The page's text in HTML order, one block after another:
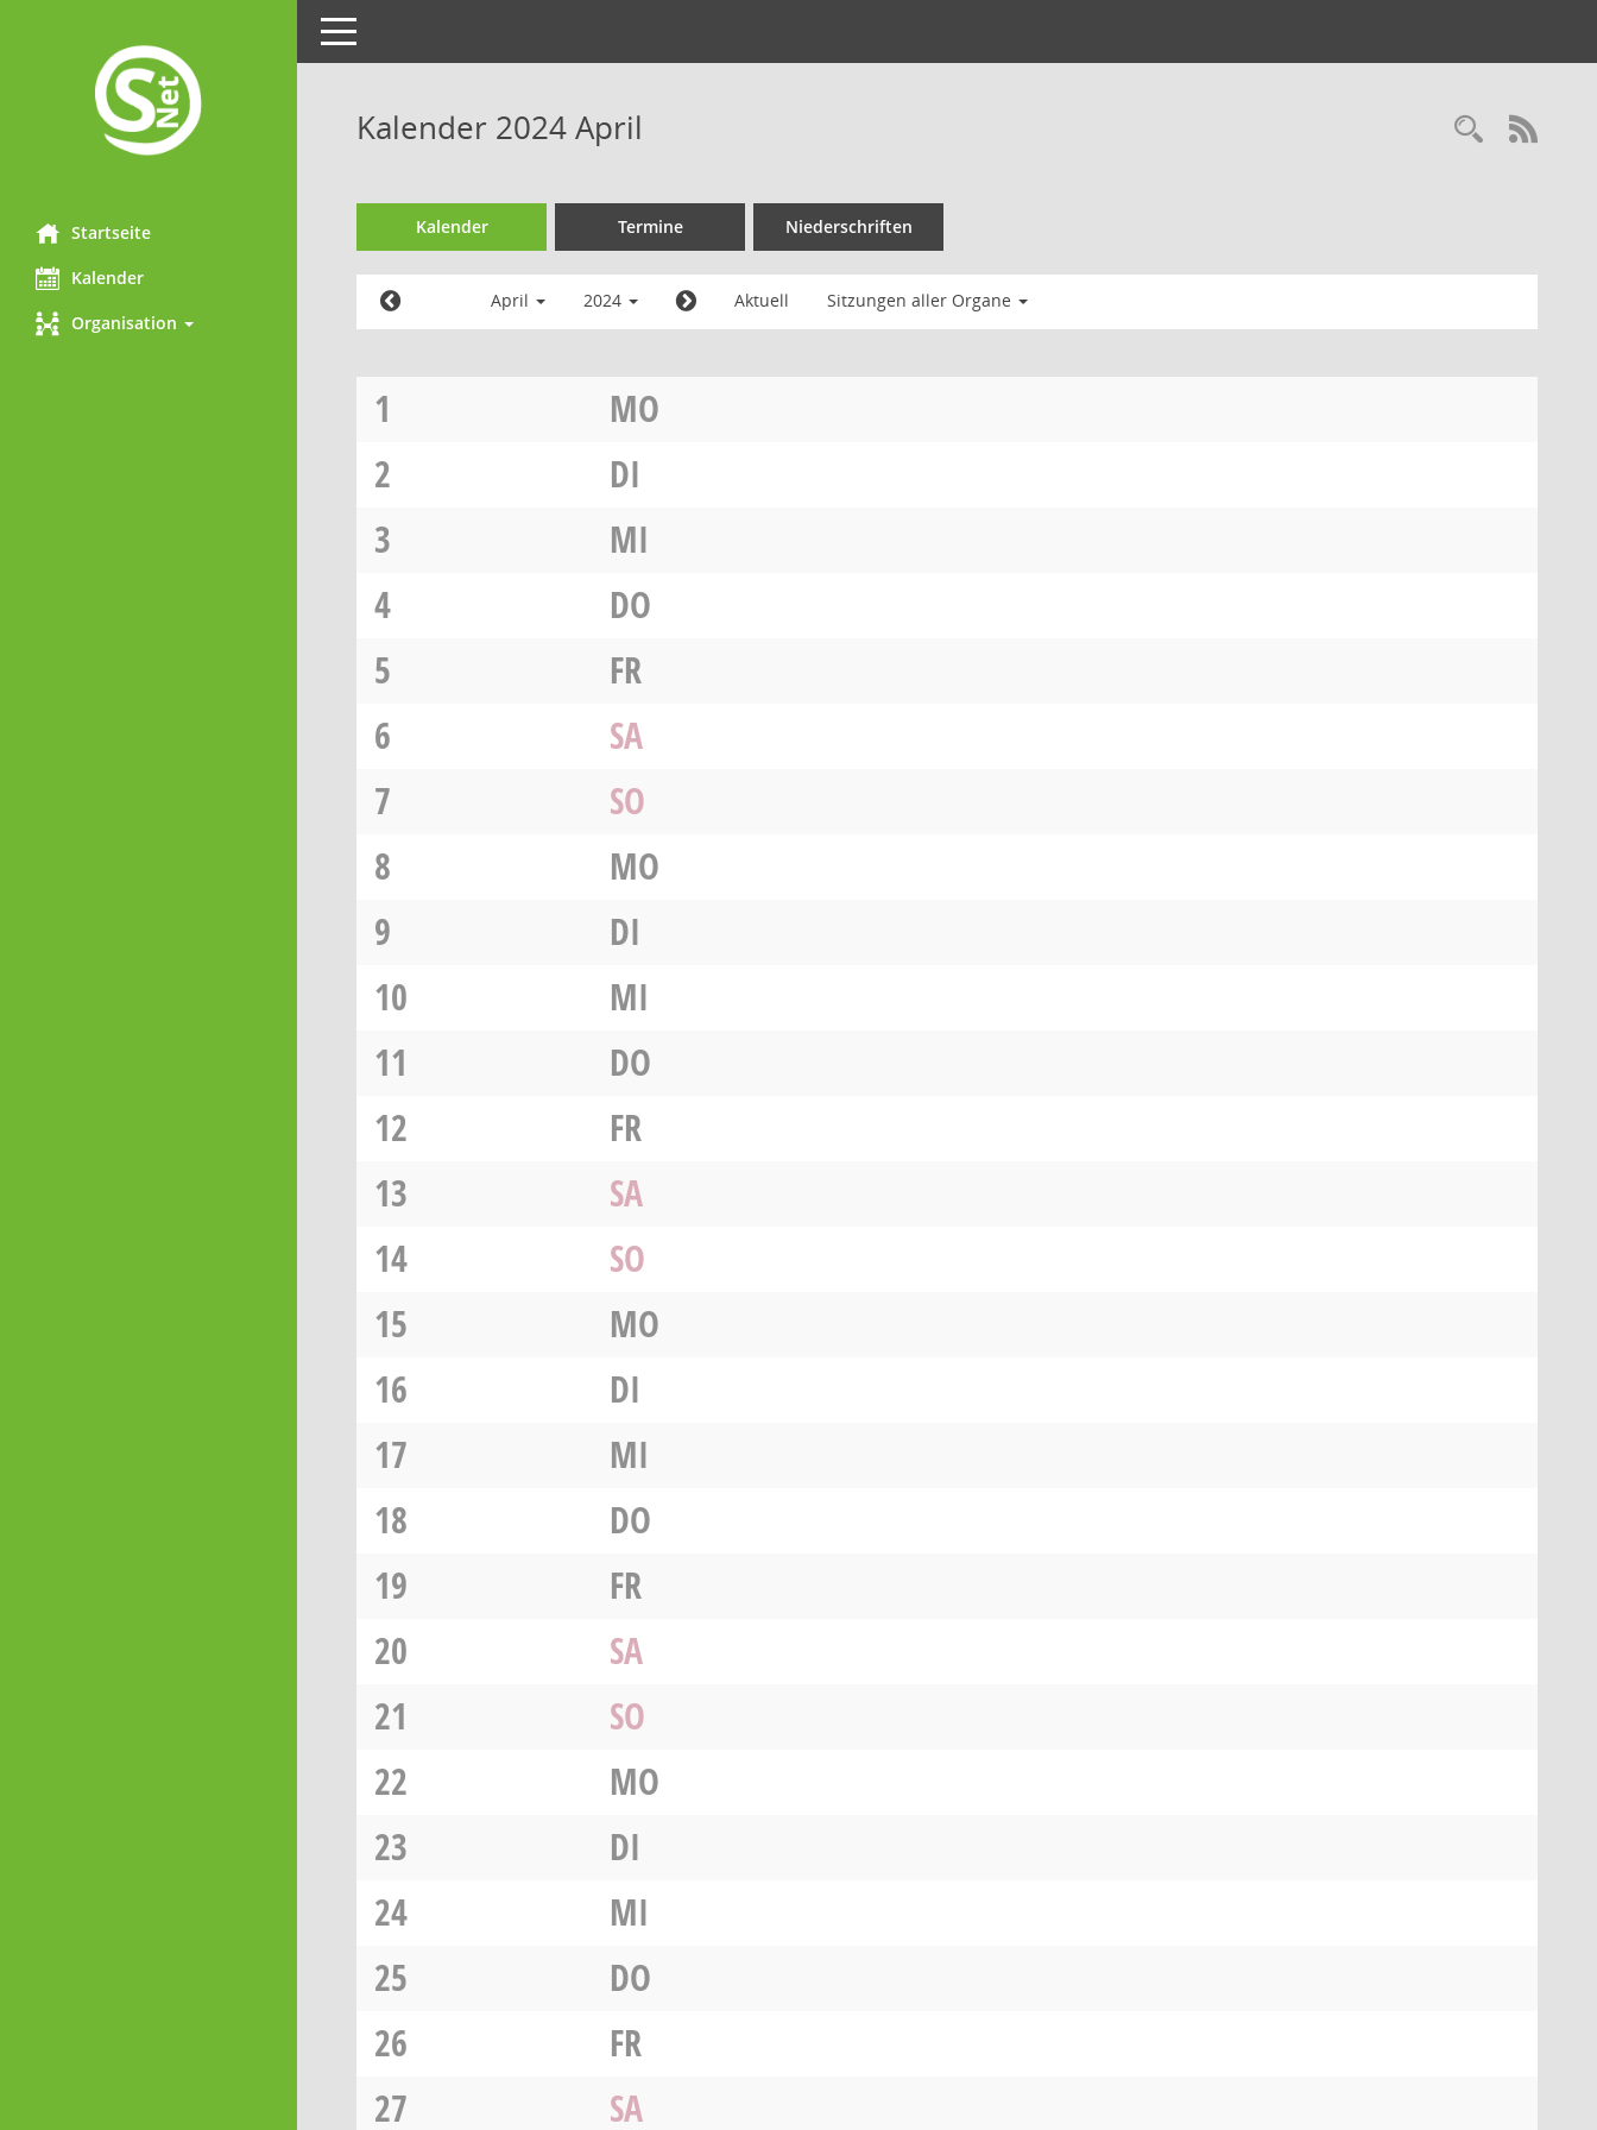
Startseite
Kalender
Organisation
Toggle
navigation
Kalender 2024 April
Kalender Termine Niederschriften
April 2024 Aktuell Sitzungen aller Organe
1
MO
2
DI
3
MI
4
DO
5
FR
6
SA
7
SO
8
MO
9
DI
10
MI
11
DO
12
FR
13
SA
14
SO
15
MO
16
DI
17
MI
18
DO
19
FR
20
SA
21
SO
22
MO
23
DI
24
MI
25
DO
26
FR
27
SA